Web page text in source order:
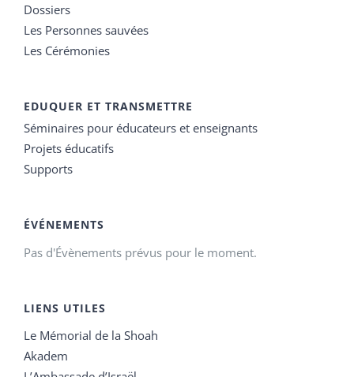
Dossiers
Les Personnes sauvées
Les Cérémonies
EDUQUER ET TRANSMETTRE
Séminaires pour éducateurs et enseignants
Projets éducatifs
Supports
ÉVÉNEMENTS
Pas d'Évènements prévus pour le moment.
LIENS UTILES
Le Mémorial de la Shoah
Akadem